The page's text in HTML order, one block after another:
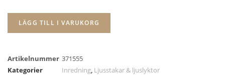
LÄGG TILL I VARUKORG
Artikelnummer 371555
Kategorier
Inredning, Ljusstakar & ljuslyktor